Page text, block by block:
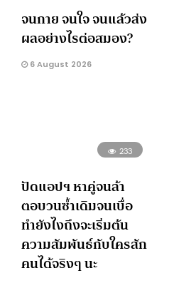
จนกาย จนใจ จนแล้วส่ง
ผลอย่างไรต่อสมอง?
6 August 2026
233
ปัดแอปฯ หาคู่จนล้า
ตอบวนซ้ำเดิมจนเบื่อ
ทำยังไงถึงจะเริ่มต้น
ความสัมพันธ์กับใครสัก
คนได้จริงๆ นะ